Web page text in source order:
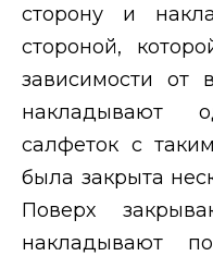
сторону и
стороной,
зависимости
накладывают
салфеток с
была закрыта
Поверх
накладывают